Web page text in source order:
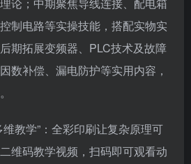
制电路等实操技能，搭配实物实
期拓展变频器、PLC技术及故障
数补偿、漏电防护等实用内容，
教学”：全彩印刷让复杂原理可
维码教学视频，扫码即可观看动